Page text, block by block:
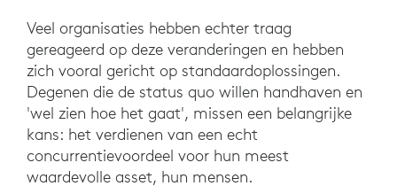
Veel organisaties hebben echter traag
gereageerd op deze veranderingen en hebben
zich vooral gericht op standaardoplossingen.
Degenen die de status quo willen handhaven en
'wel zien hoe het gaat', missen een belangrijke
kans: het verdienen van een echt
concurrentievoordeel voor hun meest
waardevolle asset, hun mensen.